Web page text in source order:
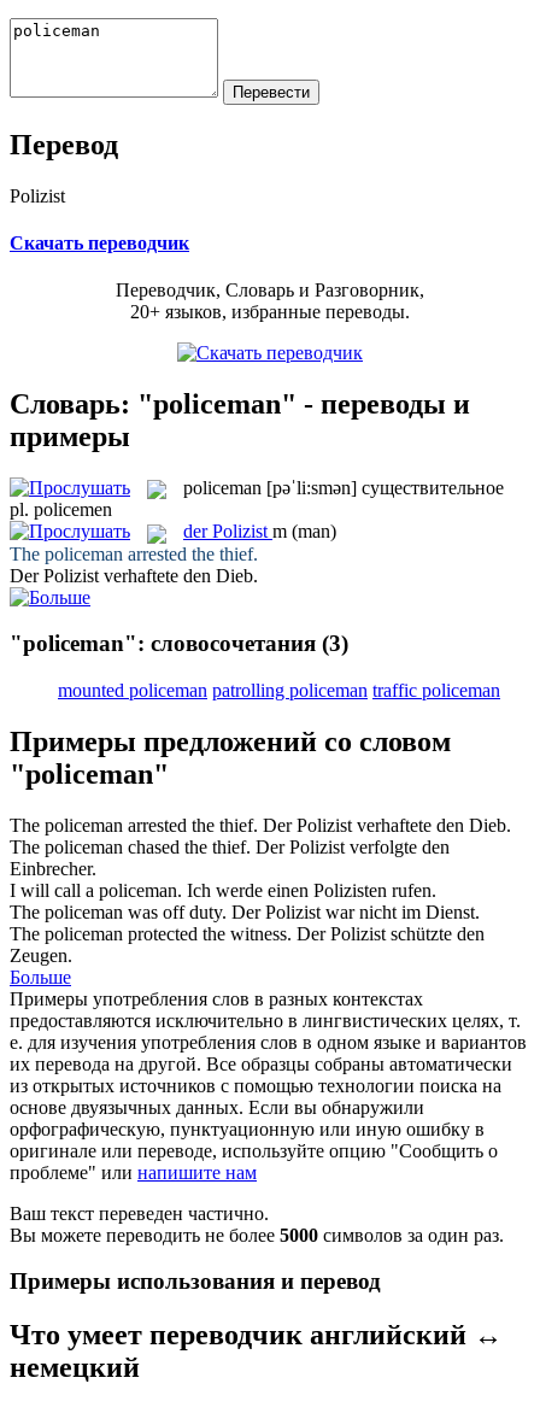
Перевод
Polizist
Скачать переводчик
Переводчик, Словарь и Разговорник,
20+ языков, избранные переводы.
Словарь: "policeman" - переводы и
примеры
policeman [pəˈli:smən] существительное
pl. policemen
derPolizist m (man)
The policeman arrested the thief.
DerPolizist verhaftete den Dieb.
"policeman": словосочетания (3)
mounted policeman patrolling policeman traffic policeman
Примеры предложений со словом
"policeman"
The policeman arrested the thief. DerPolizist verhaftete den Dieb.
The policeman chased the thief. DerPolizist verfolgte den
Einbrecher.
I will call a policeman. Ich werde einen Polizisten rufen.
The policeman was off duty. DerPolizist war nicht im Dienst.
The policeman protected the witness. DerPolizist schützte den
Zeugen.
Больше
Примеры употребления слов в разных контекстах
предоставляются исключительно в лингвистических целях, т.
е. для изучения употребления слов в одном языке и вариантов
их перевода на другой. Все образцы собраны автоматически
из открытых источников с помощью технологии поиска на
основе двуязычных данных. Если вы обнаружили
орфографическую, пунктуационную или иную ошибку в
оригинале или переводе, используйте опцию "Сообщить о
проблеме" или напишите нам
Ваш текст переведен частично.
Вы можете переводить не более 5000 символов за один раз.
Примеры использования и перевод
Что умеет переводчик английский ↔
немецкий